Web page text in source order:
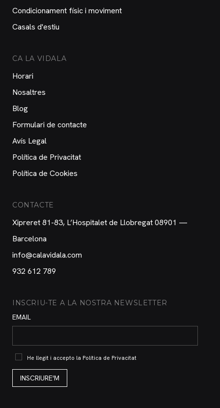
Condicionament físic i moviment
Casals d'estiu
CA LA VIDALA
Horari
Nosaltres
Blog
Formulari de contacte
Avís Legal
Política de Privacitat
Política de Cookies
CONTACTE
Xipreret 81-83, L’Hospitalet de Llobregat 08901 —
Barcelona
info@calavidala.com
932 612 789
INSCRIU-TE A LA NOSTRA NEWSLETTER
EMAIL
He llegit i accepto la Política de Privacitat